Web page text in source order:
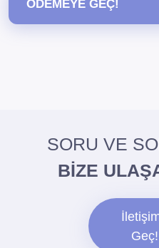
ÖDEMEYE GEÇ!
SORU VE
BİZE
Geç!